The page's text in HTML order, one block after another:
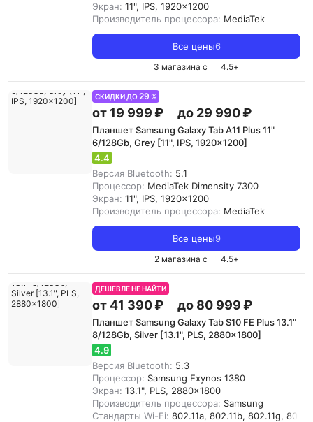
Экран: 11", IPS, 1920x1200
Производитель процессора: MediaTek
Все цены6
3 магазина с 4.5+
СКИДКИ ДО29 %
от 19 999 ₽ до 29 990 ₽
Планшет Samsung Galaxy Tab A11 Plus 11"
6/128Gb, Grey [11", IPS, 1920x1200]
4.4
Версия Bluetooth: 5.1
Процессор: MediaTek Dimensity 7300
Экран: 11", IPS, 1920x1200
Производитель процессора: MediaTek
Все цены9
2 магазина с 4.5+
ДЕШЕВЛЕ НЕ НАЙТИ
от 41 390 ₽ до 80 999 ₽
Планшет Samsung Galaxy Tab S10 FE Plus 13.1"
8/128Gb, Silver [13.1", PLS, 2880x1800]
4.9
Версия Bluetooth: 5.3
Процессор: Samsung Exynos 1380
Экран: 13.1", PLS, 2880x1800
Производитель процессора: Samsung
Стандарты Wi-Fi: 802.11a, 802.11b, 802.11g,